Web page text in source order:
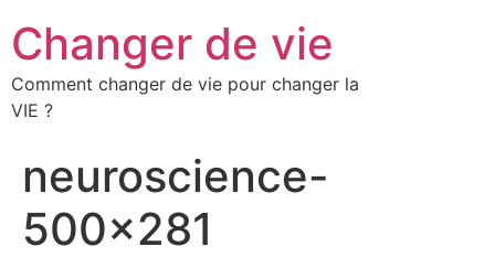
Changer de vie
Comment changer de vie pour changer la
VIE ?
neuroscience-
500×281